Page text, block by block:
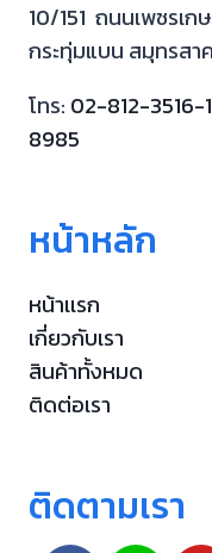
10/151 ถนนเพชรเ
กระทุ่มแบน สมุทรสา
โทร: 02-812-3516-
8985
หน้าหลัก
หน้าเเรก
เกี่ยวกับเรา
สินค้าทั้งหมด
ติดต่อเรา
ติดตามเรา